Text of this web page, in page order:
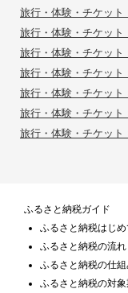
旅行・体験・チケッ
旅行・体験・チケッ
旅行・体験・チケッ
旅行・体験・チケッ
旅行・体験・チケッ
旅行・体験・チケッ
旅行・体験・チケッ
ふるさと納税ガイド
ふるさと納税はじ
ふるさと納税の流れ
ふるさと納税の仕
ふるさと納税の対象